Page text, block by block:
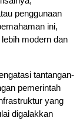
penggunaan
ini,
modern dan
tantangan-
pemerintah
yang
digalakkan